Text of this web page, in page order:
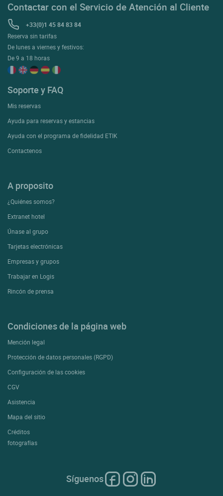
Contactar con el Servicio de Atención al Cliente
+33(0)1 45 84 83 84
Reserva sin tarifas
De lunes a viernes y festivos:
De 9 a 18 horas
Soporte y FAQ
Mis reservas
Ayuda para reservas y estancias
Ayuda con el programa de fidelidad ETIK
Contactenos
A proposito
¿Quiénes somos?
Extranet hotel
Únase al grupo
Tarjetas electrónicas
Empresas y grupos
Trabajar en Logis
Rincón de prensa
Condiciones de la página web
Mención legal
Protección de datos personales (RGPD)
Configuración de las cookies
CGV
Asistencia
Mapa del sitio
Créditos
fotografías
Síguenos